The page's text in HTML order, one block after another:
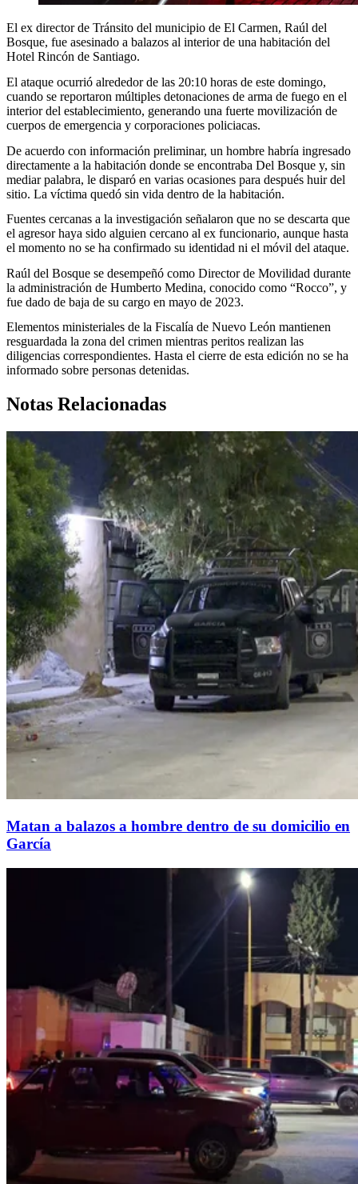
El ex director de Tránsito del municipio de El Carmen, Raúl del
Bosque, fue asesinado a balazos al interior de una habitación del
Hotel Rincón de Santiago.
El ataque ocurrió alrededor de las 20:10 horas de este domingo,
cuando se reportaron múltiples detonaciones de arma de fuego en el
interior del establecimiento, generando una fuerte movilización de
cuerpos de emergencia y corporaciones policiacas.
De acuerdo con información preliminar, un hombre habría ingresado
directamente a la habitación donde se encontraba Del Bosque y, sin
mediar palabra, le disparó en varias ocasiones para después huir del
sitio. La víctima quedó sin vida dentro de la habitación.
Fuentes cercanas a la investigación señalaron que no se descarta que
el agresor haya sido alguien cercano al ex funcionario, aunque hasta
el momento no se ha confirmado su identidad ni el móvil del ataque.
Raúl del Bosque se desempeñó como Director de Movilidad durante
la administración de Humberto Medina, conocido como “Rocco”, y
fue dado de baja de su cargo en mayo de 2023.
Elementos ministeriales de la Fiscalía de Nuevo León mantienen
resguardada la zona del crimen mientras peritos realizan las
diligencias correspondientes. Hasta el cierre de esta edición no se ha
informado sobre personas detenidas.
Notas Relacionadas
Matan a balazos a hombre dentro de su domicilio en
García